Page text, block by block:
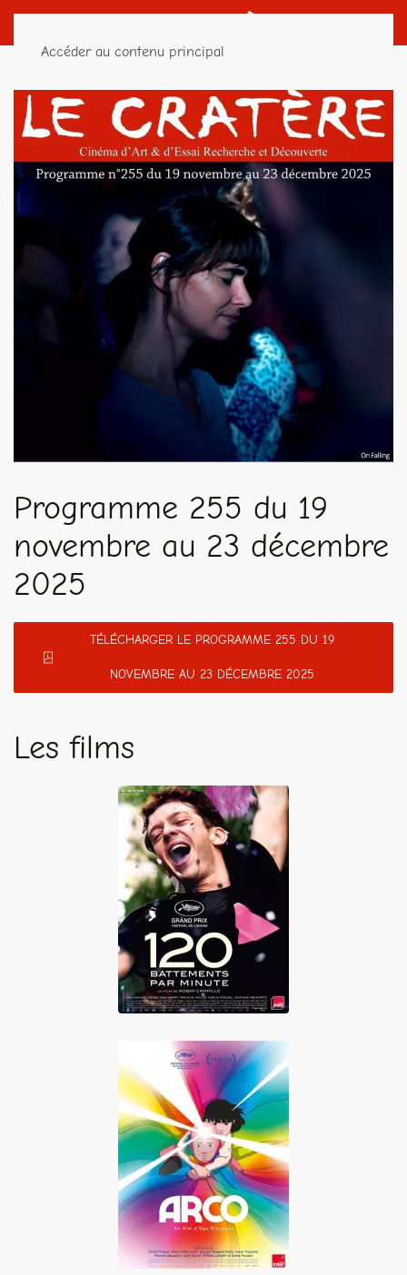
Accéder au contenu principal
Programme 255 du 19
novembre au 23 décembre
2025
TÉLÉCHARGER LE PROGRAMME 255 DU 19
NOVEMBRE AU 23 DÉCEMBRE 2025
Les films
120 battements
par minute
Arco